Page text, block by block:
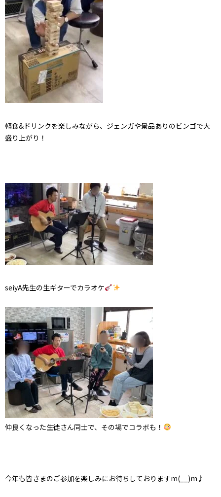
軽食&ドリンクを楽しみながら、ジェンガや景品ありのビンゴで大
盛り上がり！
seiyA先生の生ギターでカラオケ
仲良くなった生徒さん同士で、その場でコラボも！
今年も皆さまのご参加を楽しみにお待ちしておりますm(__)m♪